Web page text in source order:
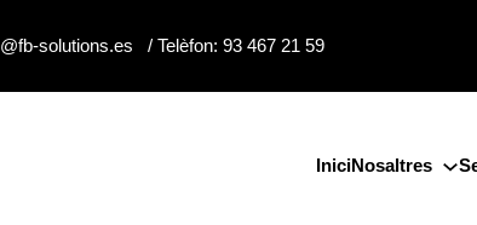
solutions.es / Telèfon: 93 467 21 59
IniciNosaltres